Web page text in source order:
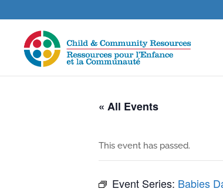
« All Events
This event has passed.
Event Series: Babies